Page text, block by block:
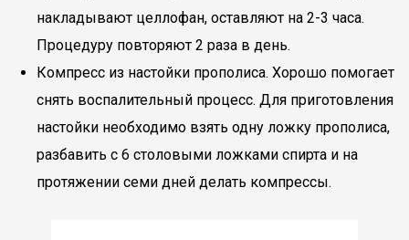
накладывают целлофан, оставляют на 2-3 часа.
Процедуру повторяют 2 раза в день.
Компресс из настойки прополиса. Хорошо помогает
снять воспалительный процесс. Для приготовления
настойки необходимо взять одну ложку прополиса,
разбавить с 6 столовыми ложками спирта и на
протяжении семи дней делать компрессы.